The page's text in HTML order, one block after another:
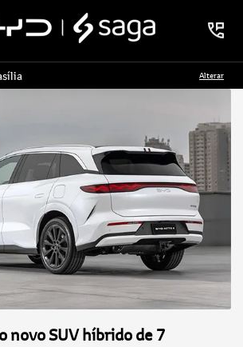
Alterar
novo SUV híbrido de 7